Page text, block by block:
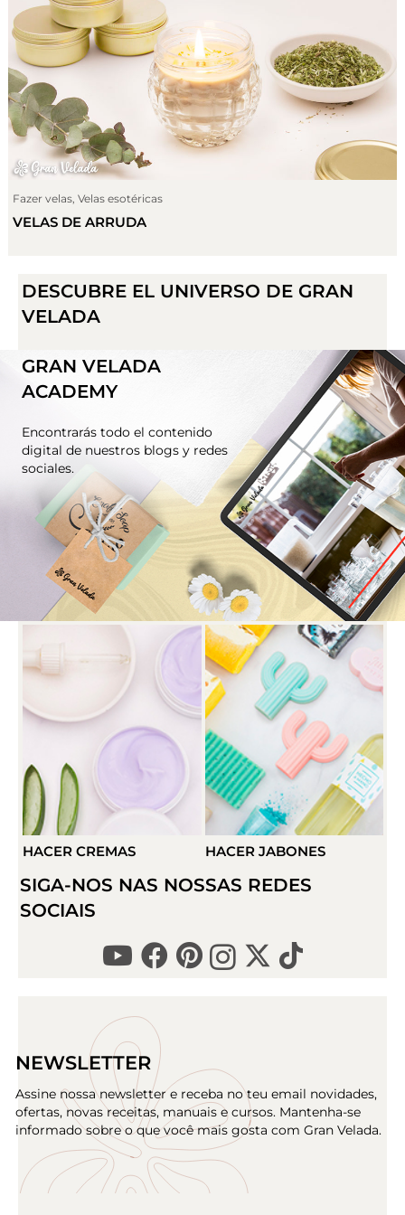
Fazer velas, Velas esotéricas
VELAS DE ARRUDA
DESCUBRE EL UNIVERSO DE GRAN
VELADA
GRAN VELADA
ACADEMY
Encontrarás todo el contenido
digital de nuestros blogs y redes
sociales.
HACER JABONES HACER VELAS
SIGA-NOS NAS NOSSAS REDES
SOCIAIS
NEWSLETTER
Assine nossa newsletter e receba no teu email novidades,
ofertas, novas receitas, manuais e cursos. Mantenha-se
informado sobre o que você mais gosta com Gran Velada.